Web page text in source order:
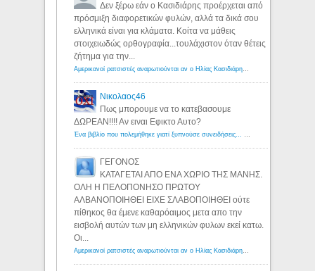
Δεν ξέρω εάν ο Κασιδιάρης προέρχεται από
πρόσμιξη διαφορετικών φυλών, αλλά τα δικά σου
ελληνικά είναι για κλάματα. Κοίτα να μάθεις
στοιχειωδώς ορθογραφία...τουλάχιστον όταν θέτεις
ζήτημα για την...
Αμερικανοί ρατσιστές αναρωτιούνται αν ο Ηλίας Κασιδιάρης ανήκει στη λευκή φυλή... - Λόγιος Ερμής
Νικολαος46
Πως μπορουμε να το κατεβασουμε
ΔΩΡΕΑΝ!!!! Αν ειναι Εφικτο Αυτο?
Ένα βιβλίο που πολεμήθηκε γιατί ξυπνούσε συνειδήσεις... - Λόγιος Ερμής | Η γνώση ξεκινάει με την αναζήτηση...
ΓΕΓΟΝΟΣ
ΚΑΤΑΓΕΤΑΙ ΑΠΟ ΕΝΑ ΧΩΡΙΟ ΤΗΣ ΜΑΝΗΣ.
ΟΛΗ Η ΠΕΛΟΠΟΝΗΣΟ ΠΡΩΤΟΥ
ΑΛΒΑΝΟΠΟΙΗΘΕΙ ΕΙΧΕ ΣΛΑΒΟΠΟΙΗΘΕΙ ούτε
πίθηκος θα έμενε καθαρόαιμος μετα απο την
εισβολή αυτών των μη ελληνικών φυλων εκεί κατω.
Οι...
Αμερικανοί ρατσιστές αναρωτιούνται αν ο Ηλίας Κασιδιάρης ανήκει στη λευκή φυλή... - Λόγιος Ερμής